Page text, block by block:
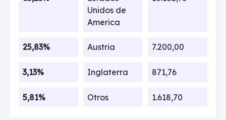
Unidos de
America
25,83% Austria 7.200,00
3,13% Inglaterra 871,76
5,81% Otros 1.618,70